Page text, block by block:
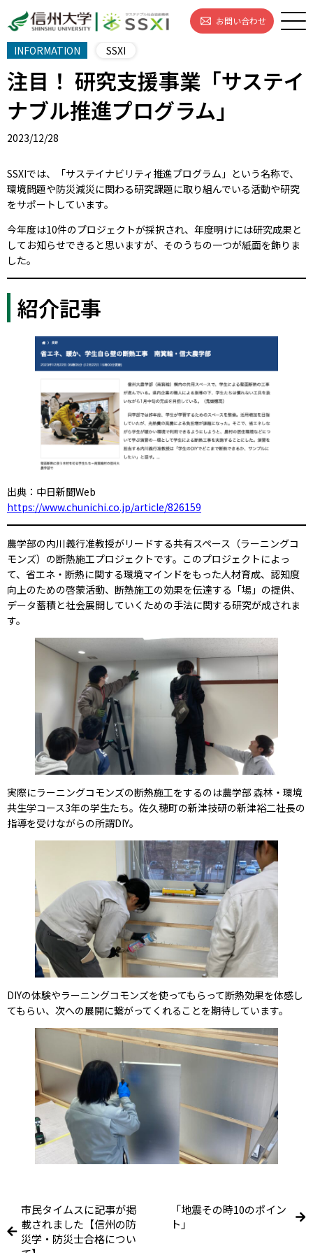
お問い合わせ
INFORMATION SSXI
注目！ 研究支援事業「サステイ
ナブル推進プログラム」
2023/12/28
SSXIでは、「サステイナビリティ推進プログラム」という名称で、
環境問題や防災減災に関わる研究課題に取り組んでいる活動や研究
をサポートしています。
今年度は10件のプロジェクトが採択され、年度明けには研究成果と
してお知らせできると思いますが、そのうちの一つが紙面を飾りま
した。
紹介記事
出典：中日新聞Web
https://www.chunichi.co.jp/article/826159
農学部の内川義行准教授がリードする共有スペース（ラーニングコ
モンズ）の断熱施工プロジェクトです。このプロジェクトによっ
て、省エネ・断熱に関する環境マインドをもった人材育成、認知度
向上のための啓蒙活動、断熱施工の効果を伝達する「場」の提供、
データ蓄積と社会展開していくための手法に関する研究が成されま
す。
実際にラーニングコモンズの断熱施工をするのは農学部 森林・環境
共生学コース3年の学生たち。佐久穂町の新津技研の新津裕二社長の
指導を受けながらの所謂DIY。
DIYの体験やラーニングコモンズを使ってもらって断熱効果を体感し
てもらい、次への展開に繋がってくれることを期待しています。
市民タイムスに記事が掲
載されました【信州の防
災学・防災士合格につい
「地震その時10のポイン
ト」